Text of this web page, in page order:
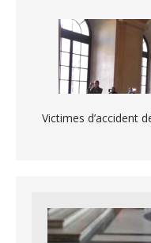
Victimes d’accident